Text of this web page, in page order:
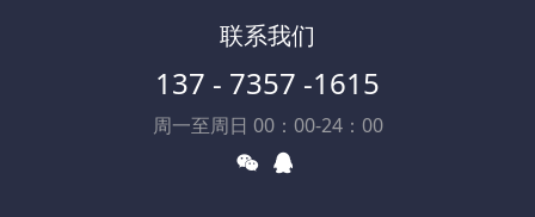
联系我们
137 - 7357 -1615
周一至周日 00：00-24：00